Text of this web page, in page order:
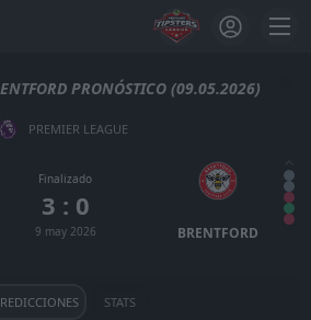
PRONÓSTICO (09.05.2026)
PREMIER LEAGUE
Finalizado
3 : 0
9 may 2026 BRENTFORD
STATS